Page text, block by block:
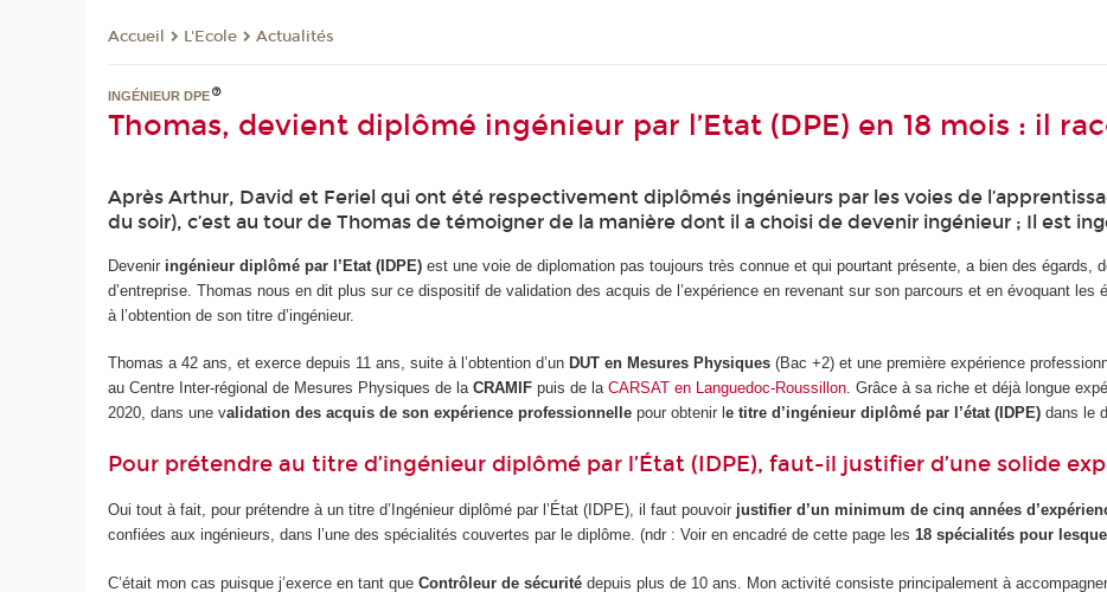
Accueil L'Ecole Actualités
INGÉNIEUR DPE
Thomas, devient diplômé ingénieur par l’Etat (DPE) en 18 mois : il
Après Arthur, David et Feriel qui ont été respectivement diplômés ingénieurs par les voies de
du soir), c’est au tour de Thomas de témoigner de la manière dont il a choisi de devenir ingénieur ; Il est
Devenir ingénieur diplômé par l’Etat (IDPE) est une voie de diplomation pas toujours très connue et qui pourtant présente, a bien des égards,
d’entreprise. Thomas nous en dit plus sur ce dispositif de validation des acquis de l’expérience en revenant sur son parcours et en évoquant
à l’obtention de son titre d’ingénieur.
Thomas a 42 ans, et exerce depuis 11 ans, suite à l’obtention d’un DUT en Mesures Physiques (Bac +2) et une première expérience
au Centre Inter-régional de Mesures Physiques de laCRAMIF puis de laCARSAT en Languedoc-Roussillon. Grâce à sa riche et déjà longue
2020, dans une validation des acquis de son expérience professionnellepour obtenir le titre d’ingénieur diplômé par l’état (IDPE) dans le
Pour prétendre au titre d’ingénieur diplômé par l’État (IDPE), faut-il justifier d’une solide
Oui tout à fait, pour prétendre à un titre d’Ingénieur diplômé par l’État (IDPE), il faut pouvoir justifier d’un minimum de cinq années
confiées aux ingénieurs, dans l’une des spécialités couvertes par le diplôme. (ndr : Voir en encadré de cette page les18 spécialités pour
C’était mon cas puisque j’exerce en tant queContrôleur de sécurité depuis plus de 10 ans. Mon activité consiste principalement à